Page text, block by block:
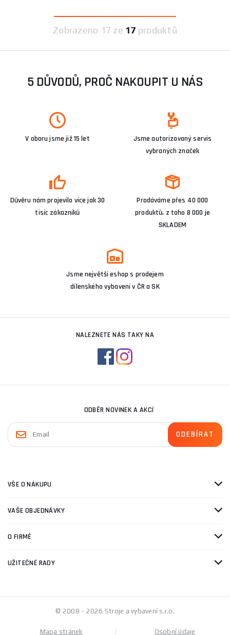
Zobrazeno 17 ze 17 produktů
5 DŮVODŮ, PROČ NAKOUPIT U NÁS
V oboru jsme již 15 let
Jsme autorizovaný servis
vybraných značek
Důvěru nám projevilo více jak 30
tisíc zákazníků
Prodáváme přes 40 000
produktů, z toho 8 000 je
SKLADEM
Jsme největší eshop s prodejem
dílenského vybavení v ČR a SK
NALEZNETE NÁS TAKY NA
ODBĚR NOVINEK A AKCÍ
VŠE O NÁKUPU
VAŠE OBJEDNÁVKY
O FIRMĚ
UŽITEČNÉ RADY
© 2008 - 2026 Stroje a vybavení s.r.o.
Mapa stránek Osobní údaje